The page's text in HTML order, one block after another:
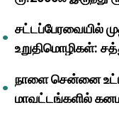
சட்டப்பேரவையில்
உறுதிமொழிகள்:
நாளை சென்னை
மாவட்டங்களில்